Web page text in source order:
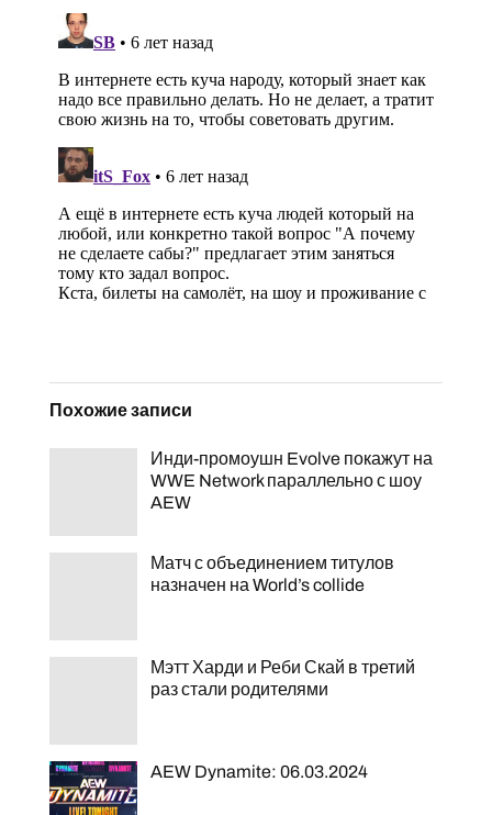
Похожие записи
Инди-промоушн Evolve покажут на
WWE Network параллельно с шоу
AEW
Матч с объединением титулов
назначен на World’s collide
Мэтт Харди и Реби Скай в третий
раз стали родителями
AEW Dynamite: 06.03.2024